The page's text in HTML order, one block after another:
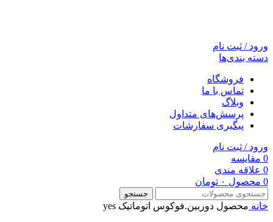
ورود / ثبت نام
دسته بندی‌ها
فروشگاه
تماس با ما
وبلاگ
پرسش‌های متداول
پیگیری سفارشات
ورود / ثبت نام
0 مقایسه
0 علاقه مندی
0 محصول ۰ تومان
جستجو
خانه محصول دوربين.فوکوس اتوماتيک yes